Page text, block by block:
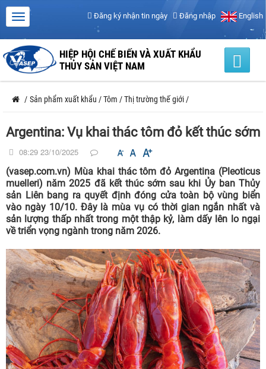
Đăng ký nhận tin ngày Đăng nhập English
HIỆP HỘI CHẾ BIẾN VÀ XUẤT KHẨU
THỦY SẢN VIỆT NAM
/ Sản phẩm xuất khẩu /Tôm /Thị trường thế giới /
Argentina: Vụ khai thác tôm đỏ kết thúc sớm
08:29 23/10/2025
(vasep.com.vn) Mùa khai thác tôm đỏ Argentina (Pleoticus
muelleri) năm 2025 đã kết thúc sớm sau khi Ủy ban Thủy
sản Liên bang ra quyết định đóng cửa toàn bộ vùng biển
vào ngày 10/10. Đây là mùa vụ có thời gian ngắn nhất và
sản lượng thấp nhất trong một thập kỷ, làm dấy lên lo ngại
về triển vọng ngành trong năm 2026.